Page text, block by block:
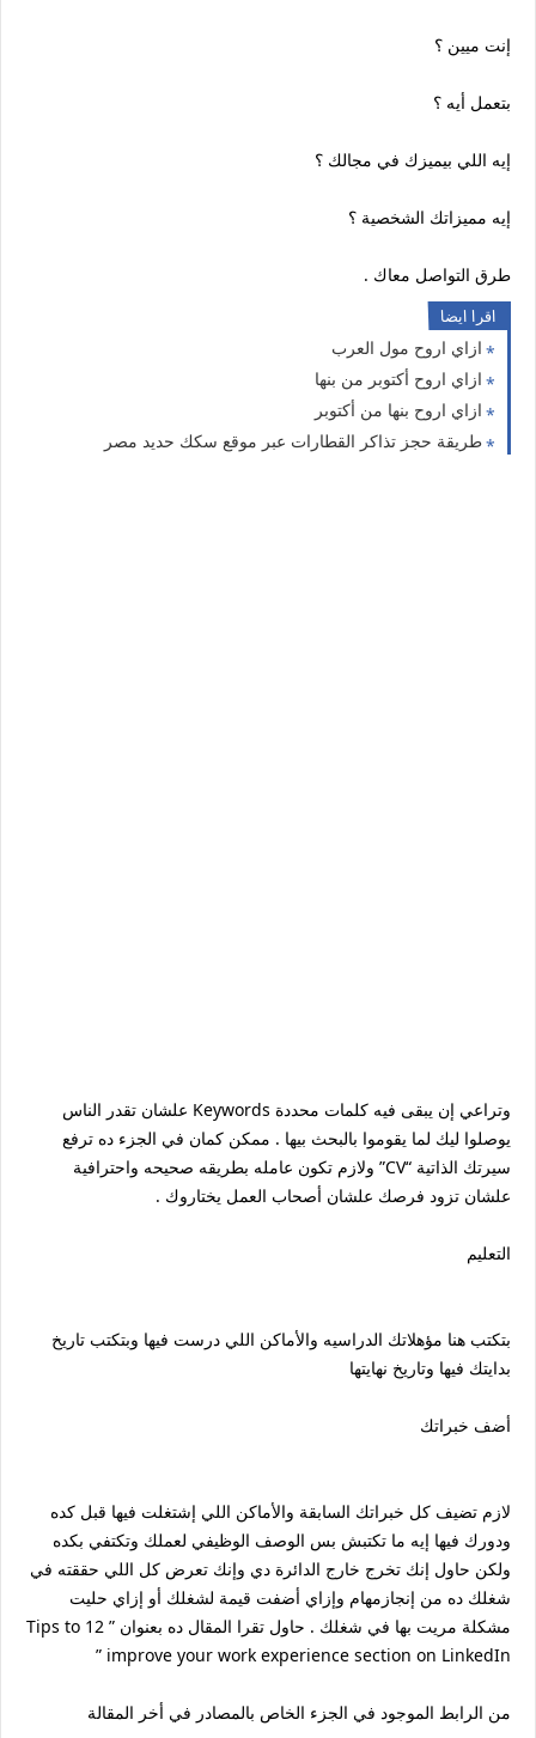
إنت ميين ؟
بتعمل أيه ؟
إيه اللي بيميزك في مجالك ؟
إيه مميزاتك الشخصية ؟
طرق التواصل معاك .
اقرا ايضا
ازاي اروح مول العرب
ازاي اروح أكتوبر من بنها
ازاي اروح بنها من أكتوبر
طريقة حجز تذاكر القطارات عبر موقع سكك حديد مصر
وتراعي إن يبقى فيه كلمات محددة Keywords علشان تقدر الناس
يوصلوا ليك لما يقوموا بالبحث بيها . ممكن كمان في الجزء ده ترفع
سيرتك الذاتية “CV” ولازم تكون عامله بطريقه صحيحه واحترافية
علشان تزود فرصك علشان أصحاب العمل يختاروك .
التعليم
بتكتب هنا مؤهلاتك الدراسيه والأماكن اللي درست فيها وبتكتب تاريخ
بدايتك فيها وتاريخ نهايتها
أضف خبراتك
لازم تضيف كل خبراتك السابقة والأماكن اللي إشتغلت فيها قبل كده
ودورك فيها إيه ما تكتبش بس الوصف الوظيفي لعملك وتكتفي بكده
ولكن حاول إنك تخرج خارج الدائرة دي وإنك تعرض كل اللي حققته في
شغلك ده من إنجازمهام وإزاي أضفت قيمة لشغلك أو إزاي حليت
مشكلة مريت بها في شغلك . حاول تقرا المقال ده بعنوان ” 12 Tips to
improve your work experience section on LinkedIn ”
من الرابط الموجود في الجزء الخاص بالمصادر في أخر المقالة